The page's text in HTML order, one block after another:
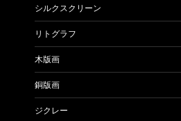
シルクスクリーン
リトグラフ
木版画
銅版画
ジクレー